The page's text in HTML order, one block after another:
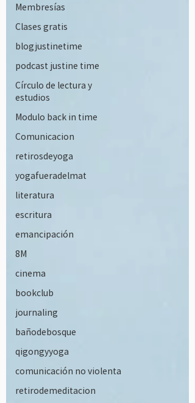
Membresías
Clases gratis
blogjustinetime
podcast justine time
Círculo de lectura y
estudios
Modulo back in time
Comunicacion
retirosdeyoga
yogafueradelmat
literatura
escritura
emancipación
8M
cinema
bookclub
journaling
bañodebosque
qigongyyoga
comunicación no violenta
retirodemeditacion